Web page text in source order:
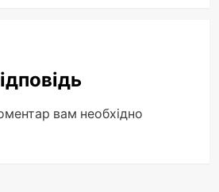
вам необхідно